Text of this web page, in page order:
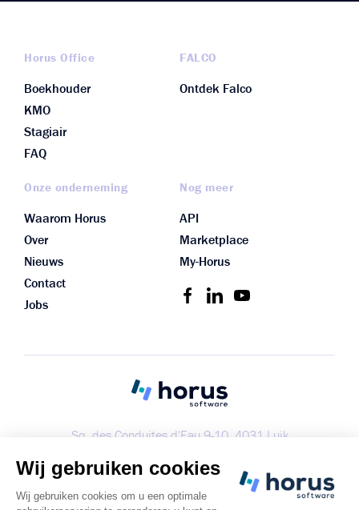
Horus Office
Boekhouder
KMO
Stagiair
FAQ
FALCO
Ontdek Falco
Onze onderneming
Waarom Horus
Over
Nieuws
Contact
Jobs
Nog meer
API
Marketplace
My-Horus
Sq. des Conduites d'Eau 9-10, 4031 Luik
info@horus-software.be